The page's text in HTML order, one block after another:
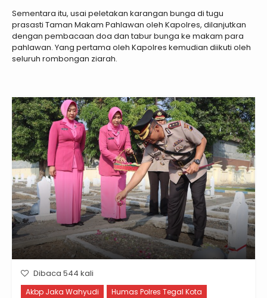
Sementara itu, usai peletakan karangan bunga di tugu
prasasti Taman Makam Pahlawan oleh Kapolres, dilanjutkan
dengan pembacaan doa dan tabur bunga ke makam para
pahlawan. Yang pertama oleh Kapolres kemudian diikuti oleh
seluruh rombongan ziarah.
Dibaca 544 kali
Akbp Jaka Wahyudi
Humas Polres Tegal Kota